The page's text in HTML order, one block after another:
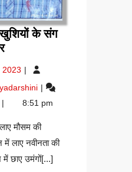
के संग
होली
रंग
खुशियों
-विवेक
कुमार
2023 March
2023
होली
रंग
खुशियों
के
संग
-विवेक
8:51 pm
मौसम की
लाए नवीनता की
छाए उमंगों[...]